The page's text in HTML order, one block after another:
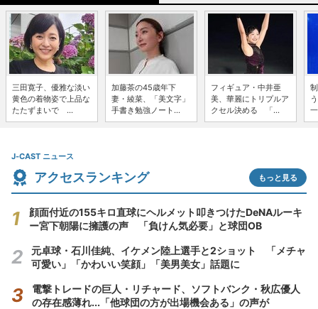
三田寛子、優雅な淡い
黄色の着物姿で上品な
たたずまいで ...
加藤茶の45歳年下
妻・綾菜、「美文字」
手書き勉強ノート...
フィギュア・中井亜
美、華麗にトリプルア
クセル決める 「...
J-CAST ニュース
アクセスランキング もっと見る
顔面付近の155キロ直球にヘルメット叩きつけたDeNAルーキ
ー宮下朝陽に擁護の声 「負けん気必要」と球団OB
元卓球・石川佳純、イケメン陸上選手と2ショット 「メチャ
可愛い」「かわいい笑顔」「美男美女」話題に
電撃トレードの巨人・リチャード、ソフトバンク・秋広優人
の存在感薄れ...「他球団の方が出場機会ある」の声が